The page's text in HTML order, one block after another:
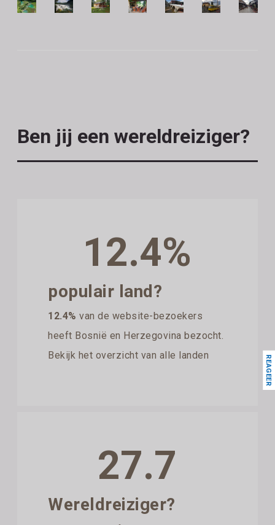
Ben jij een wereldreiziger?
12.4%
populair land?
12.4% van de website-bezoekers
heeft Bosnië en Herzegovina bezocht.
Bekijk het overzicht van alle landen
27.7
Wereldreiziger?
REAGEER